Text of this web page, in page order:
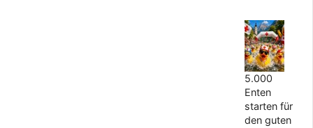
5.000
Enten
starten für
den guten